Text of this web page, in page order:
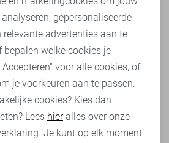
gepersonaliseerde
advertenties aan te
bepalen welke cookies je
voor alle cookies, of
je voorkeuren aan te passen.
cookies? Kies dan
Lees hieralles over onze
Je kunt op elk moment